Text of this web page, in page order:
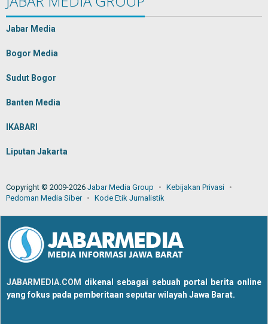
Jabar Media
Bogor Media
Sudut Bogor
Banten Media
IKABARI
Liputan Jakarta
Copyright © 2009-2026 Jabar Media Group
Kebijakan Privasi
Pedoman Media Siber
Kode Etik Jurnalistik
JABARMEDIA.COM dikenal sebagai sebuah portal berita online
yang fokus pada pemberitaan seputar wilayah Jawa Barat.